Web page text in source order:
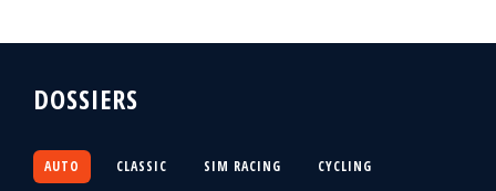
DOSSIERS
AUTO CLASSIC SIM RACING CYCLING